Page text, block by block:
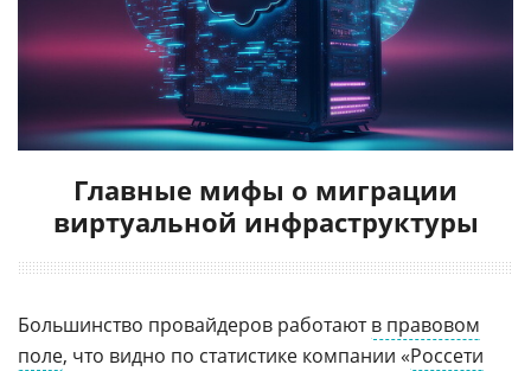
Главные мифы о миграции
виртуальной инфраструктуры
Большинство провайдеров работаютв правовом
поле, что видно по статистике компании «Россети